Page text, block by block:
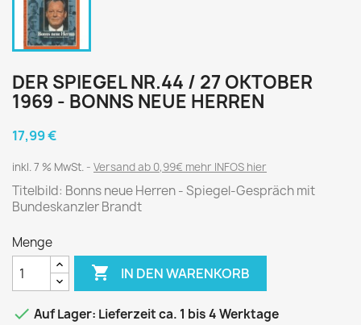
DER SPIEGEL NR.44 / 27 OKTOBER
1969 - BONNS NEUE HERREN
17,99 €
inkl. 7 % MwSt. Versand ab 0,99€ mehr INFOS hier
Titelbild: Bonns neue Herren - Spiegel-Gespräch mit
Bundeskanzler Brandt
Menge
 IN DEN WARENKORB
 Auf Lager: Lieferzeit ca. 1 bis 4 Werktage